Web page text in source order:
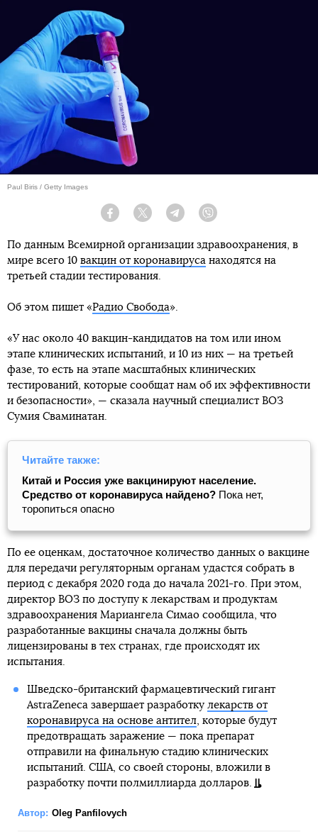
Paul Biris / Getty Images
Facebook Twitter Telegram
По данным Всемирной организации здравоохранения, в
мире всего 10 вакцин от коронавируса находятся на
третьей стадии тестирования.
Об этом пишет «Радио Свобода».
«У нас около 40 вакцин-кандидатов на том или ином
этапе клинических испытаний, и 10 из них — на третьей
фазе, то есть на этапе масштабных клинических
тестирований, которые сообщат нам об их эффективности
и безопасности», — сказала научный специалист ВОЗ
Сумия Сваминатан.
Читайте также:
Китай и Россия уже вакцинируют население.
Средство от коронавируса найдено? Пока нет,
торопиться опасно
По ее оценкам, достаточное количество данных о вакцине
для передачи регуляторным органам удастся собрать в
период с декабря 2020 года до начала 2021-го. При этом,
директор ВОЗ по доступу к лекарствам и продуктам
здравоохранения Мариангела Симао сообщила, что
разработанные вакцины сначала должны быть
лицензированы в тех странах, где происходят их
испытания.
Шведско-британский фармацевтический гигант
AstraZeneca завершает разработку лекарств от
коронавируса на основе антител, которые будут
предотвращать заражение — пока препарат
отправили на финальную стадию клинических
испытаний. США, со своей стороны, вложили в
разработку почти полмиллиарда долларов.
Автор: Oleg Panfilovych